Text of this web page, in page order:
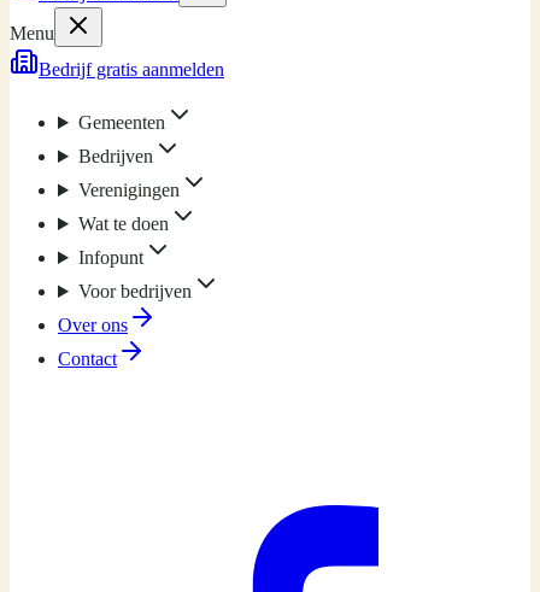
Menu
Bedrijf gratis aanmelden
Gemeenten
Bedrijven
Verenigingen
Wat te doen
Infopunt
Voor bedrijven
Over ons
Contact